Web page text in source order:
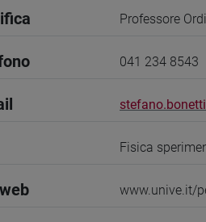
Professore
041 234 8543
Fisica
www.unive.it/